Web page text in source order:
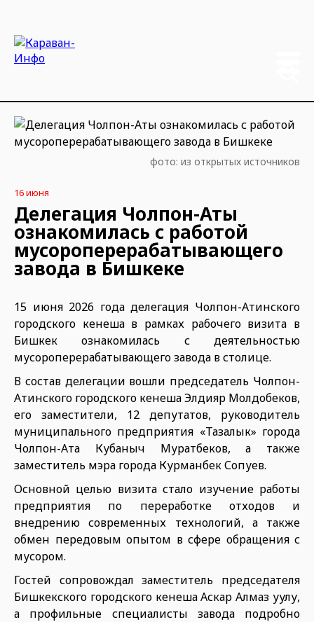
фото: из открытых источников
16 июня
Делегация Чолпон-Аты
ознакомилась с работой
мусороперерабатывающего
завода в Бишкеке
15 июня 2026 года делегация Чолпон-Атинского
городского кенеша в рамках рабочего визита в
Бишкек ознакомилась с деятельностью
мусороперерабатывающего завода в столице.
В состав делегации вошли председатель Чолпон-
Атинского городского кенеша Элдияр Молдобеков,
его заместители, 12 депутатов, руководитель
муниципального предприятия «Тазалык» города
Чолпон-Ата Кубаныч Муратбеков, а также
заместитель мэра города Курманбек Сопуев.
Основной целью визита стало изучение работы
предприятия по переработке отходов и
внедрению современных технологий, а также
обмен передовым опытом в сфере обращения с
мусором.
Гостей сопровождал заместитель председателя
Бишкекского городского кенеша Аскар Алмаз уулу,
а профильные специалисты завода подробно